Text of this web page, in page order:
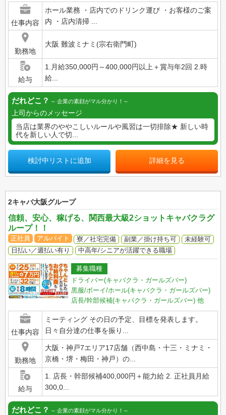
仕事内容
ホール業務 ・店内でのドリンク運び ・お客様のご案
内 ・店内清掃 ...
勤務地
大阪 難波ミナミ(宗右衛門町)
給与
1.月給350,000円～400,000円以上＋賞与年2回 2.時
給...
だれどこ？ 企業の素顔がマル分かり！
上司からのメッセージ
当店は業界のややこしいルールや風習は一切排除★ 新しい時
代を新しい人で切...
検討中リストに追加 詳細を見る
2キャバ大阪グループ
信頼、安心、稼げる、関西最大級2ショットキャバクラグ
ループ！！
正社員 アルバイト 寮／社宅完備 副業／掛け持ち可
未経験可
日払い／週払い有り
中高年/シニアが活躍できる職場
募集職種
ドライバー(キャバクラ・ガールズバー)
黒服/ボーイ/ホール(キャバクラ・ガールズバー)
店長/幹部候補(キャバクラ・ガールズバー) 他
仕事内容
ミーティング その日の予定、目標を発表します。
日々自分達の仕事を振り...
勤務地
大阪・神戸7エリア17店舗（西中島・十三・ミナミ・
京橋・堺・梅田・神戸）の...
給与
1. 店長・幹部候補400,000円＋能力給 2. 正社員月給
300,0...
だれどこ？ 企業の素顔がマル分かり！